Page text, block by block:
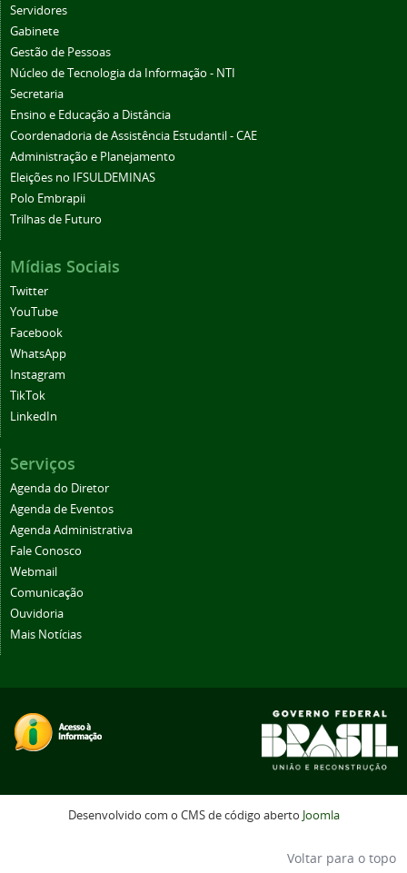
Servidores
Gabinete
Gestão de Pessoas
Núcleo de Tecnologia da Informação - NTI
Secretaria
Ensino e Educação a Distância
Coordenadoria de Assistência Estudantil - CAE
Administração e Planejamento
Eleições no IFSULDEMINAS
Polo Embrapii
Trilhas de Futuro
Mídias Sociais
Twitter
YouTube
Facebook
WhatsApp
Instagram
TikTok
LinkedIn
Serviços
Agenda do Diretor
Agenda de Eventos
Agenda Administrativa
Fale Conosco
Webmail
Comunicação
Ouvidoria
Mais Notícias
Desenvolvido com o CMS de código aberto Joomla
Voltar para o topo